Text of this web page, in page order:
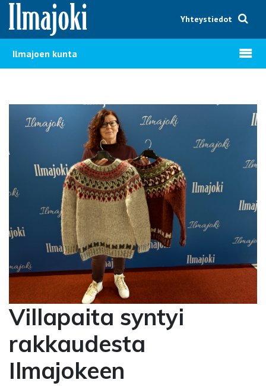
Hyppää sisältöön
Yhteystiedot
Ilmajoen kunta Avaa
Villapaita syntyi
rakkaudesta
Ilmajokeen